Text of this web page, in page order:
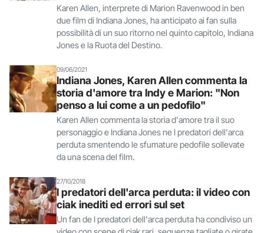
Karen Allen, interprete di Marion Ravenwood in ben
due film di Indiana Jones, ha anticipato ai fan sulla
possibilità di un suo ritorno nel quinto capitolo, Indiana
Jones e la Ruota del Destino.
09/06/2021
Indiana Jones, Karen Allen commenta la
storia d'amore tra Indy e Marion: "Non
penso a lui come a un pedofilo"
Karen Allen commenta la storia d'amore tra il suo
personaggio e Indiana Jones ne I predatori dell'arca
perduta smentendo le sfumature pedofile sollevate
da una scena del film.
27/10/2018
I predatori dell'arca perduta: il video con
ciak inediti ed errori sul set
Un fan de I predatori dell'arca perduta ha condiviso un